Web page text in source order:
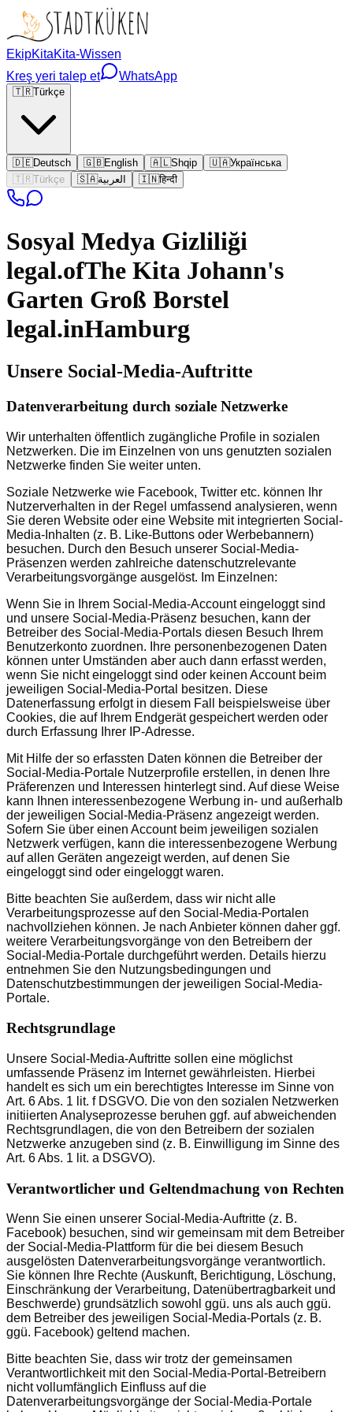
EkipKitaKita-Wissen
Kreş yeri talep et
WhatsApp
🇹🇷Türkçe
🇩🇪Deutsch 🇬🇧English 🇦🇱Shqip 🇺🇦Українська
🇹🇷 Türkçe 🇸🇦العربية 🇮🇳हिन्दी
Sosyal Medya Gizliliği
legal.ofThe Kita Johann's
Garten Groß Borstel
legal.inHamburg
Unsere Social-Media-Auftritte
Datenverarbeitung durch soziale Netzwerke
Wir unterhalten öffentlich zugängliche Profile in sozialen
Netzwerken. Die im Einzelnen von uns genutzten sozialen
Netzwerke finden Sie weiter unten.
Soziale Netzwerke wie Facebook, Twitter etc. können Ihr
Nutzerverhalten in der Regel umfassend analysieren, wenn
Sie deren Website oder eine Website mit integrierten Social-
Media-Inhalten (z. B. Like-Buttons oder Werbebannern)
besuchen. Durch den Besuch unserer Social-Media-
Präsenzen werden zahlreiche datenschutzrelevante
Verarbeitungsvorgänge ausgelöst. Im Einzelnen:
Wenn Sie in Ihrem Social-Media-Account eingeloggt sind
und unsere Social-Media-Präsenz besuchen, kann der
Betreiber des Social-Media-Portals diesen Besuch Ihrem
Benutzerkonto zuordnen. Ihre personenbezogenen Daten
können unter Umständen aber auch dann erfasst werden,
wenn Sie nicht eingeloggt sind oder keinen Account beim
jeweiligen Social-Media-Portal besitzen. Diese
Datenerfassung erfolgt in diesem Fall beispielsweise über
Cookies, die auf Ihrem Endgerät gespeichert werden oder
durch Erfassung Ihrer IP-Adresse.
Mit Hilfe der so erfassten Daten können die Betreiber der
Social-Media-Portale Nutzerprofile erstellen, in denen Ihre
Präferenzen und Interessen hinterlegt sind. Auf diese Weise
kann Ihnen interessenbezogene Werbung in- und außerhalb
der jeweiligen Social-Media-Präsenz angezeigt werden.
Sofern Sie über einen Account beim jeweiligen sozialen
Netzwerk verfügen, kann die interessenbezogene Werbung
auf allen Geräten angezeigt werden, auf denen Sie
eingeloggt sind oder eingeloggt waren.
Bitte beachten Sie außerdem, dass wir nicht alle
Verarbeitungsprozesse auf den Social-Media-Portalen
nachvollziehen können. Je nach Anbieter können daher ggf.
weitere Verarbeitungsvorgänge von den Betreibern der
Social-Media-Portale durchgeführt werden. Details hierzu
entnehmen Sie den Nutzungsbedingungen und
Datenschutzbestimmungen der jeweiligen Social-Media-
Portale.
Rechtsgrundlage
Unsere Social-Media-Auftritte sollen eine möglichst
umfassende Präsenz im Internet gewährleisten. Hierbei
handelt es sich um ein berechtigtes Interesse im Sinne von
Art. 6 Abs. 1 lit. f DSGVO. Die von den sozialen Netzwerken
initiierten Analyseprozesse beruhen ggf. auf abweichenden
Rechtsgrundlagen, die von den Betreibern der sozialen
Netzwerke anzugeben sind (z. B. Einwilligung im Sinne des
Art. 6 Abs. 1 lit. a DSGVO).
Verantwortlicher und Geltendmachung von Rechten
Wenn Sie einen unserer Social-Media-Auftritte (z. B.
Facebook) besuchen, sind wir gemeinsam mit dem Betreiber
der Social-Media-Plattform für die bei diesem Besuch
ausgelösten Datenverarbeitungsvorgänge verantwortlich.
Sie können Ihre Rechte (Auskunft, Berichtigung, Löschung,
Einschränkung der Verarbeitung, Datenübertragbarkeit und
Beschwerde) grundsätzlich sowohl ggü. uns als auch ggü.
dem Betreiber des jeweiligen Social-Media-Portals (z. B.
ggü. Facebook) geltend machen.
Bitte beachten Sie, dass wir trotz der gemeinsamen
Verantwortlichkeit mit den Social-Media-Portal-Betreibern
nicht vollumfänglich Einfluss auf die
Datenverarbeitungsvorgänge der Social-Media-Portale